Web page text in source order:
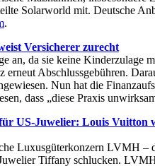
Solarworld mit. Deutsche
.
Versicherer zurecht
an, da sie keine Kinderzulage
erneut Abschlussgebühren.
Nun hat die
dass „diese Praxis
US-Juwelier: Louis Vuitton
Luxusgüterkonzern LVMH –
Tiffany schlucken.